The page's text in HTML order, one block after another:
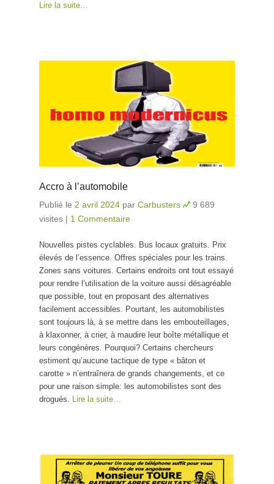
Lire la suite…
Accro à l’automobile
Publié le 2 avril 2024 par Carbusters
9 689
visites | 1 Commentaire
Nouvelles pistes cyclables. Bus locaux gratuits. Prix
élevés de l’essence. Offres spéciales pour les trains.
Zones sans voitures. Certains endroits ont tout essayé
pour rendre l’utilisation de la voiture aussi désagréable
que possible, tout en proposant des alternatives
facilement accessibles. Pourtant, les automobilistes
sont toujours là, à se mettre dans les embouteillages,
à klaxonner, à crier, à maudire leur boîte métallique et
leurs congénères. Pourquoi? Certains chercheurs
estiment qu’aucune tactique de type « bâton et
carotte » n’entraînera de grands changements, et ce
pour une raison simple: les automobilistes sont des
drogués.
Lire la suite…